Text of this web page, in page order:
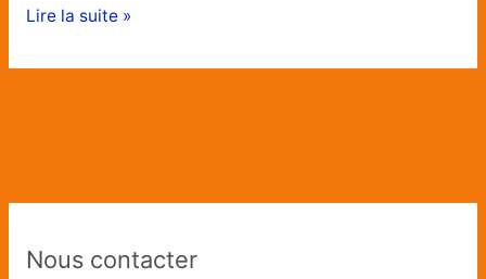
ai
l
c
e
k
e er g
Lire la suite »
Nous contacter
r